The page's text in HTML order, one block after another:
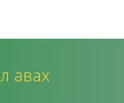
авах